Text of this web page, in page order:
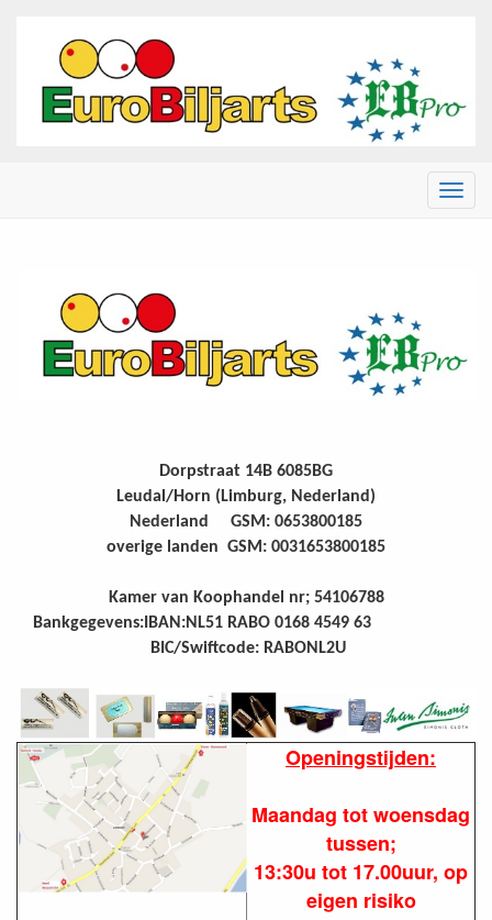
Menu
Dorpstraat 14B 6085BG
Leudal/Horn (Limburg, Nederland)
Nederland GSM: 0653800185
overige landen GSM: 0031653800185
Kamer van Koophandel nr; 54106788
Bankgegevens:IBAN:NL51 RABO 0168 4549 63
BIC/Swiftcode: RABONL2U
Openingstijden:
Maandag tot woensdag
tussen;
13:30u tot 17.00uur, op
eigen risiko